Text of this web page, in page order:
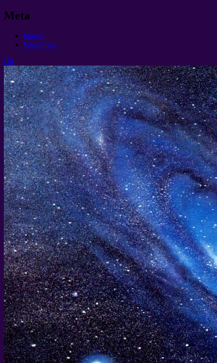
Meta
Masuk
WordPress
Up